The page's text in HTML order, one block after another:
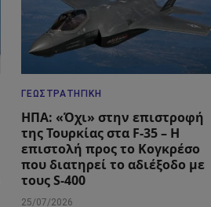
ΓΕΩΣΤΡΑΤΗΓΙΚΉ
ΗΠΑ: «Όχι» στην επιστροφή
της Τουρκίας στα F-35 – Η
επιστολή προς το Κογκρέσο
που διατηρεί το αδιέξοδο με
τους S-400
25/07/2026